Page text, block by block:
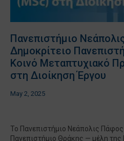
Πανεπιστήμιο
Δημοκρίτειο
Κοινό Μεταπτυχιακό
στη Διοίκηση Έργου
May 2, 2025
Το Πανεπιστήμιο Νεάπολις
Πανεπιστήμιο Θράκης — μέλη